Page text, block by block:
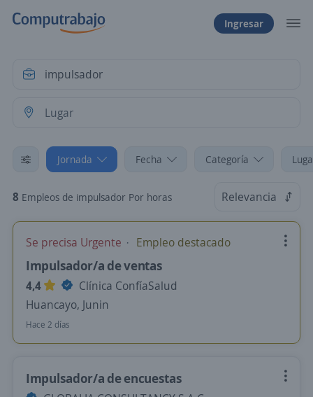
Ingresar
Jornada Fecha Categoría
8 Empleos de impulsador Por horas Relevancia
Se precisa Urgente Empleo destacado
Impulsador/a de ventas
4,4
Clínica ConfíaSalud
Huancayo, Junin
Hace 2 días
Impulsador/a de encuestas